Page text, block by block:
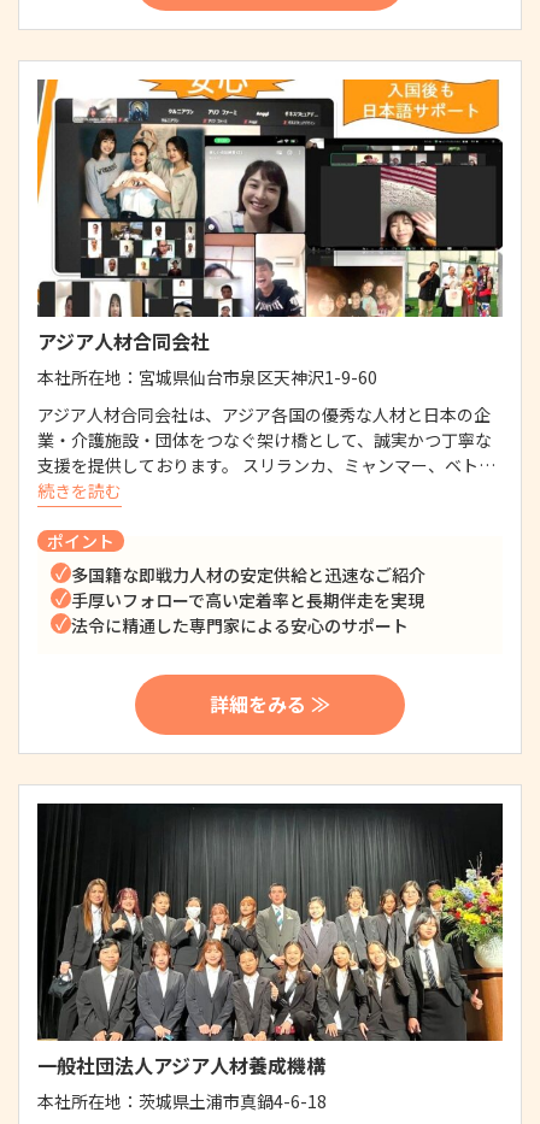
アジア人材合同会社
本社所在地： 宮城県仙台市泉区天神沢1-9-60
アジア人材合同会社は、アジア各国の優秀な人材と日本の企
業・介護施設・団体をつなぐ架け橋として、誠実かつ丁寧な
支援を提供しております。 スリランカ、ミャンマー、ベト…
続きを読む
ポイント
多国籍な即戦力人材の安定供給と迅速なご紹介
手厚いフォローで高い定着率と長期伴走を実現
法令に精通した専門家による安心のサポート
詳細をみる ≫
一般社団法人アジア人材養成機構
本社所在地： 茨城県土浦市真鍋4-6-18